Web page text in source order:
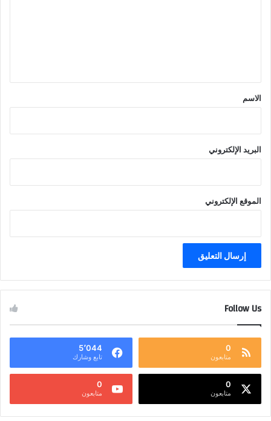
*
الاسم
البريد الإلكتروني
الموقع الإلكتروني
Follow Us
0
متابعون
5٬044
تابع وشارك
0
متابعون
0
متابعون